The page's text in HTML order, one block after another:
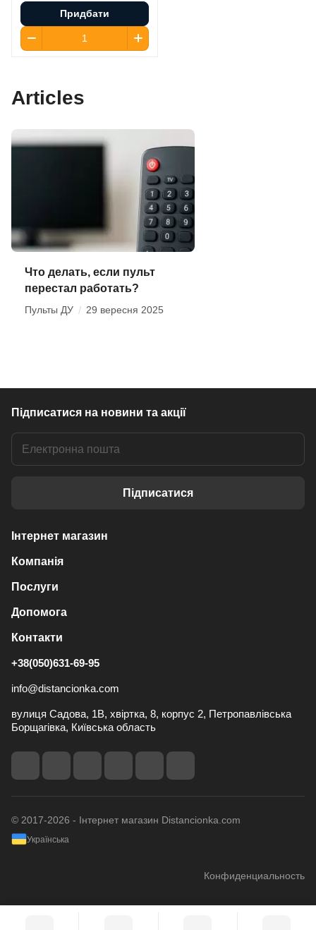
Придбати
Articles
Что делать, если пульт
перестал работать?
Пульты ДУ / 29 вересня 2025
Підписатися на новини та акції
Підписатися
Інтернет магазин
Компанія
Послуги
Допомога
Контакти
+38(050)631-69-95
info@distancionka.com
вулиця Садова, 1В, хвіртка, 8, корпус 2, Петропавлівська
Борщагівка, Київська область
© 2017-2026 - Інтернет магазин Distancionka.com
Українська
Конфиденциальность